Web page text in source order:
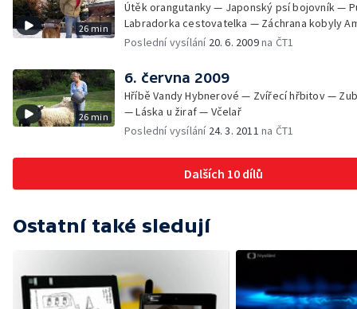
26 min
Útěk orangutanky — Japonský psí bojovník —
Labradorka cestovatelka — Záchrana kobyly
Poslední vysílání 20. 6. 2009na ČT1
26 min
6. června 2009
Hříbě Vandy Hybnerové — Zvířecí hřbitov —
— Láska u žiraf — Včelař
Poslední vysílání 24. 3. 2011 na ČT1
Dalších 10 dílů
Ostatní také sledují